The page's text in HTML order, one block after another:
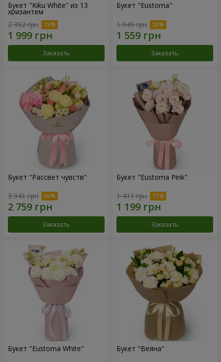
Букет "Kiku White" из 13
хризантем
2 352 грн
Заказать
Букет "Eustoma"
1 949 грн
Заказать
Букет "Рассвет чувств"
3 941 грн
Заказать
Букет "Eustoma Pink"
1 411 грн
Заказать
Букет "Eustoma White" Букет "Веяна"